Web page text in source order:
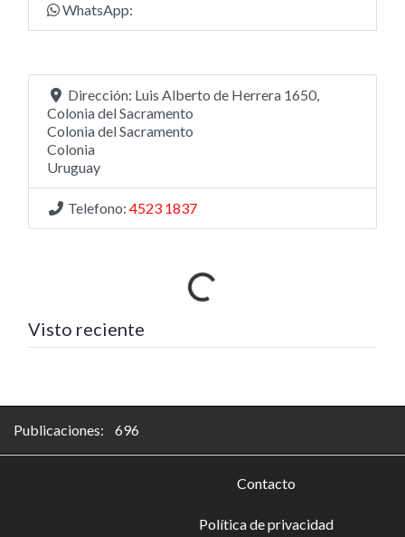
WhatsApp:
Dirección: Luis Alberto de Herrera 1650,
Colonia del Sacramento
Colonia del Sacramento
Colonia
Uruguay
Telefono: 4523 1837
Visto reciente Cargando…
Publicaciones: 696
Contacto
Política de privacidad